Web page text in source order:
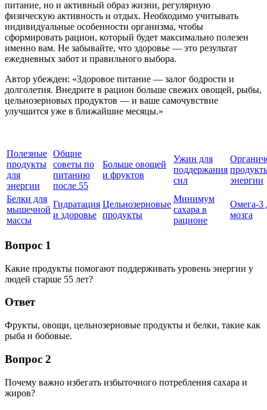
питание, но и активный образ жизни, регулярную
физическую активность и отдых. Необходимо учитывать
индивидуальные особенности организма, чтобы
сформировать рацион, который будет максимально полезен
именно вам. Не забывайте, что здоровье — это результат
ежедневных забот и правильного выбора.
Автор убежден: «Здоровое питание — залог бодрости и
долголетия. Внедрите в рацион больше свежих овощей, рыбы,
цельнозерновых продуктов — и ваше самочувствие
улучшится уже в ближайшие месяцы.»
Полезные
продукты
для
энергии
Общие
советы по
питанию
после 55
Больше овощей
и фруктов
Ужин для
поддержания
сил
энергии
Белки для
мышечной
массы
Гидратация
и здоровье
Цельнозерновые
продукты
Минимум
сахара в
рационе
Омега-3
мозга
Вопрос 1
Какие продукты помогают поддерживать уровень энергии у
людей старше 55 лет?
Ответ
Фрукты, овощи, цельнозерновые продукты и белки, такие как
рыба и бобовые.
Вопрос 2
Почему важно избегать избыточного потребления сахара и
жиров?